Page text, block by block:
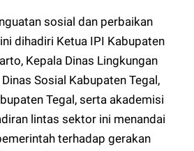
sosial dan perbaikan
dihadiri Ketua IPI Kabupaten
Kepala Dinas Lingkungan
Sosial Kabupaten Tegal,
Tegal, serta akademisi
lintas sektor ini menandai
terhadap gerakan